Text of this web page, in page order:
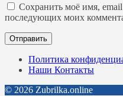
Сохранить моё имя, email
последующих моих
Политика
Наши Контакты
© 2026 Zubrilka.online